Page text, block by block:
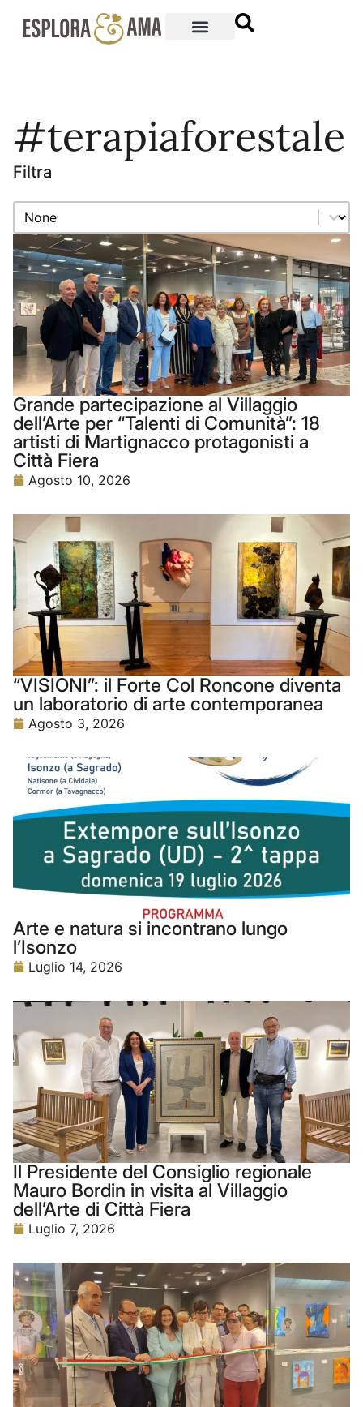
#terapiaforestale
Filtra
Filtra
Filtra
Grande partecipazione al Villaggio
dell’Arte per “Talenti di Comunità”: 18
artisti di Martignacco protagonisti a
Città Fiera
Agosto 10, 2026
“VISIONI”: il Forte Col Roncone diventa
un laboratorio di arte contemporanea
Agosto 3, 2026
Arte e natura si incontrano lungo
l’Isonzo
Luglio 14, 2026
Il Presidente del Consiglio regionale
Mauro Bordin in visita al Villaggio
dell’Arte di Città Fiera
Luglio 7, 2026